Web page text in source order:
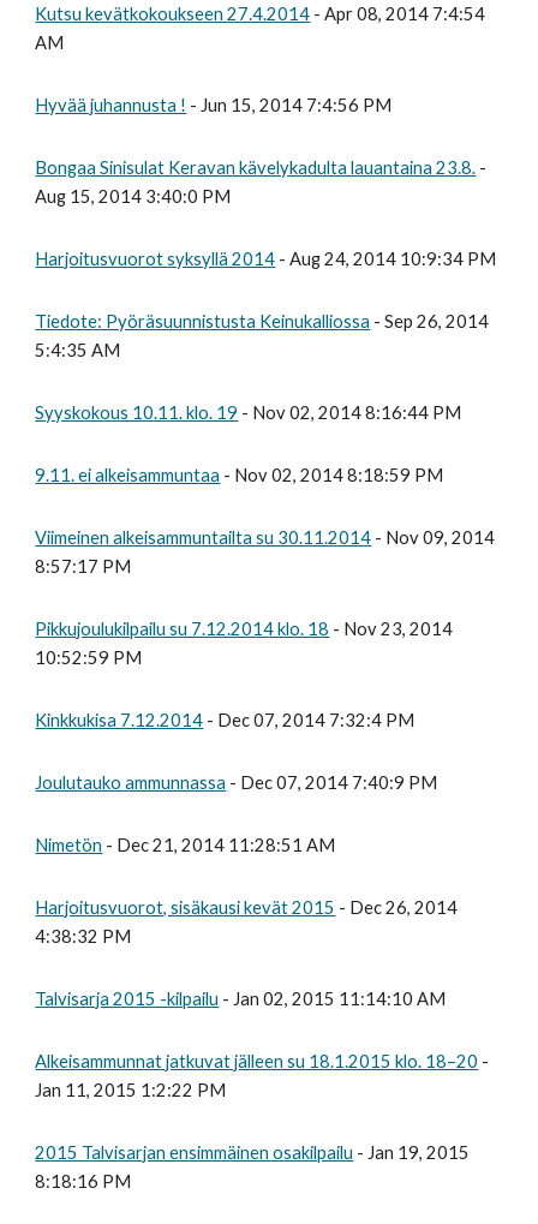
Kutsu kevätkokoukseen 27.4.2014 - Apr 08, 2014 7:4:54
AM
Hyvää juhannusta ! - Jun 15, 2014 7:4:56 PM
Bongaa Sinisulat Keravan kävelykadulta lauantaina 23.8. -
Aug 15, 2014 3:40:0 PM
Harjoitusvuorot syksyllä 2014 - Aug 24, 2014 10:9:34 PM
Tiedote: Pyöräsuunnistusta Keinukalliossa - Sep 26, 2014
5:4:35 AM
Syyskokous 10.11. klo. 19 - Nov 02, 2014 8:16:44 PM
9.11. ei alkeisammuntaa - Nov 02, 2014 8:18:59 PM
Viimeinen alkeisammuntailta su 30.11.2014 - Nov 09, 2014
8:57:17 PM
Pikkujoulukilpailu su 7.12.2014 klo. 18 - Nov 23, 2014
10:52:59 PM
Kinkkukisa 7.12.2014 - Dec 07, 2014 7:32:4 PM
Joulutauko ammunnassa - Dec 07, 2014 7:40:9 PM
Nimetön - Dec 21, 2014 11:28:51 AM
Harjoitusvuorot, sisäkausi kevät 2015 - Dec 26, 2014
4:38:32 PM
Talvisarja 2015 -kilpailu - Jan 02, 2015 11:14:10 AM
Alkeisammunnat jatkuvat jälleen su 18.1.2015 klo. 18–20 -
Jan 11, 2015 1:2:22 PM
2015 Talvisarjan ensimmäinen osakilpailu - Jan 19, 2015
8:18:16 PM